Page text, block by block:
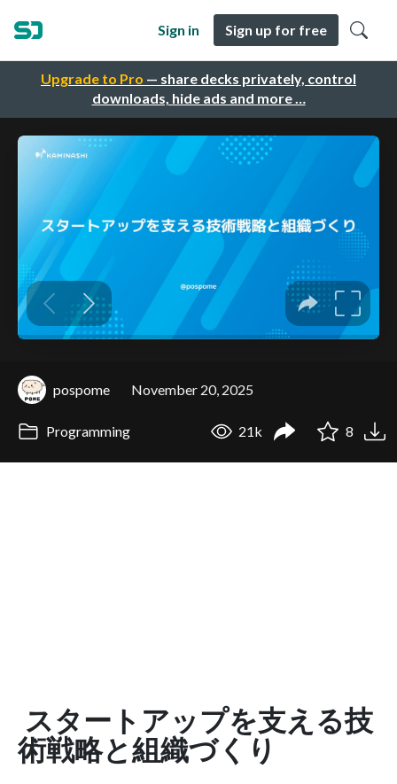
Upgrade to Pro — share decks privately, control
downloads, hide ads and more …
Sign in Sign up for free
pospome November 20, 2025
Programming 21k 8
スタートアップを支える技
術戦略と組織づくり